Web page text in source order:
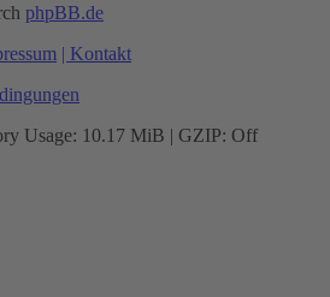
phpBB.de
| Kontakt
Usage: 10.17 MiB | GZIP: Off